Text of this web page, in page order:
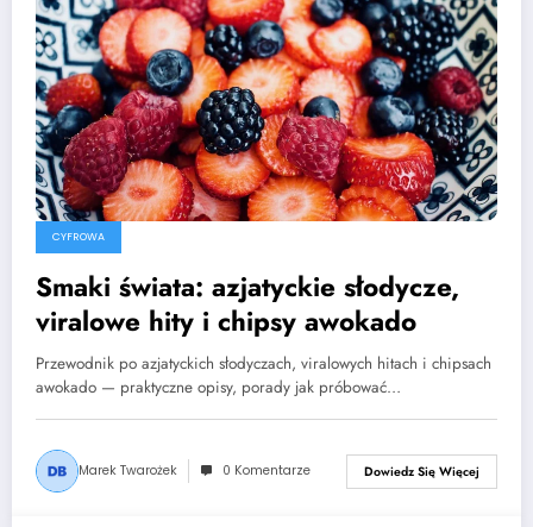
CYFROWA
Smaki świata: azjatyckie słodycze,
viralowe hity i chipsy awokado
Przewodnik po azjatyckich słodyczach, viralowych hitach i chipsach
awokado — praktyczne opisy, porady jak próbować…
Marek Twarożek 0 Komentarze Dowiedz Się Więcej